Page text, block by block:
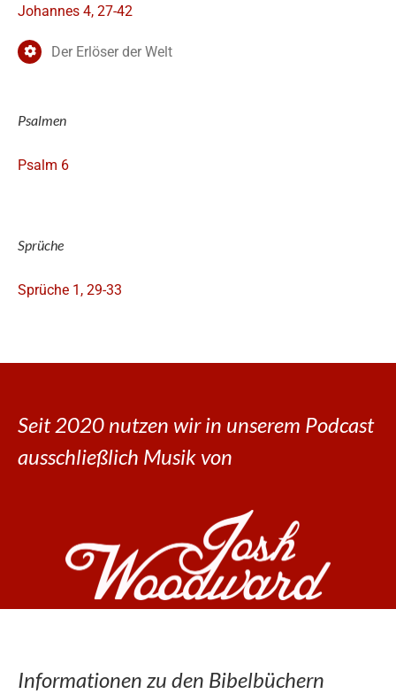
Johannes 4, 27-42
Der Erlöser der Welt
Psalmen
Psalm 6
Sprüche
Sprüche 1, 29-33
Seit 2020 nutzen wir in unserem Podcast
ausschließlich Musik von
Informationen zu den Bibelbüchern